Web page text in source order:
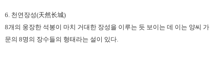
6. 천연장성(天然⻓城)
8개의 웅장한 석봉이 마치 거대한 장성을 이루는 듯 보이는 데 이는 양씨 가
문의 8명의 장수들의 형태라는 설이 있다.